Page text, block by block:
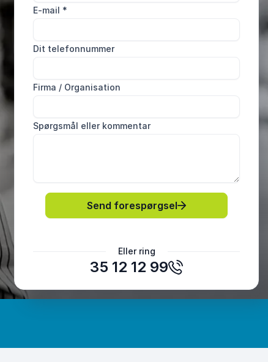
E-mail *
Dit telefonnummer
Firma / Organisation
Spørgsmål eller kommentar
Send forespørgsel
Eller ring
35 12 12 99